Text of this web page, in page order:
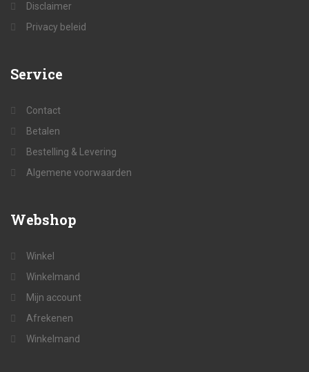
Disclaimer
Privacy beleid
Service
Contact
Betalen
Bestelling & Levering
Algemene voorwaarden
Webshop
Winkel
Winkelmand
Mijn account
Afrekenen
Winkelmand